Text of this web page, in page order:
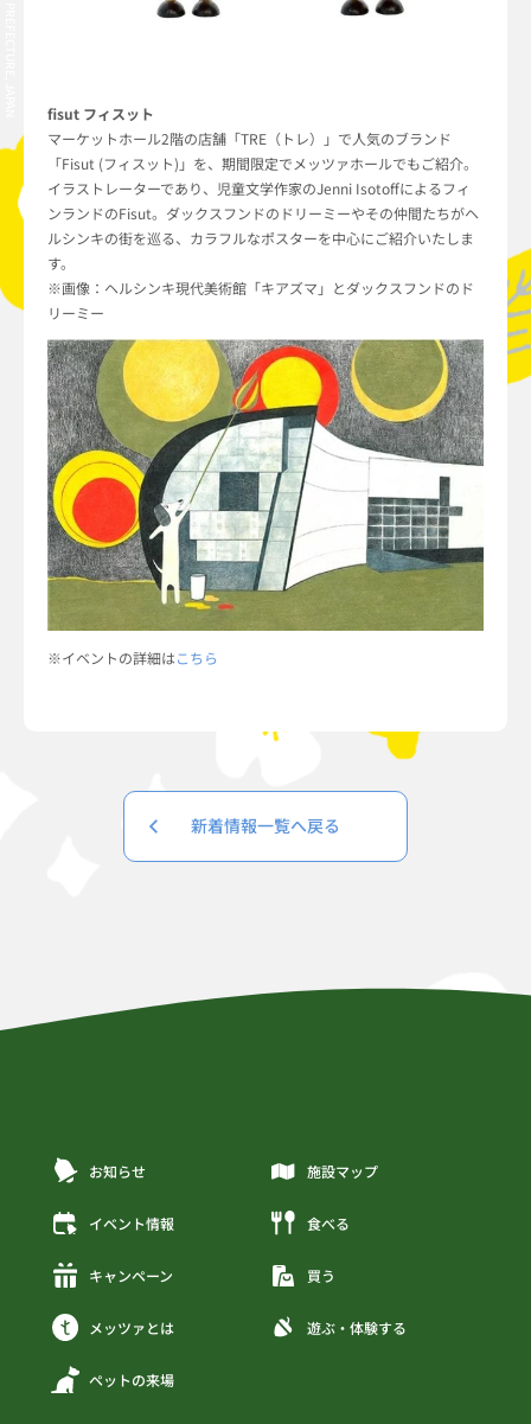
fisut フィスット
マーケットホール2階の店舗「TRE（トレ）」で人気のブランド
「Fisut (フィスット)」を、期間限定でメッツァホールでもご紹介。
イラストレーターであり、児童文学作家のJenni Isotoffによるフィ
ンランドのFisut。ダックスフンドのドリーミーやその仲間たちがヘ
ルシンキの街を巡る、カラフルなポスターを中心にご紹介いたしま
す。
※画像：ヘルシンキ現代美術館「キアズマ」とダックスフンドのド
リーミー
※イベントの詳細はこちら
新着情報一覧へ戻る
お知らせ
イベント情報
キャンペーン
メッツァとは
ペットの来場
施設マップ
食べる
買う
遊ぶ・体験する